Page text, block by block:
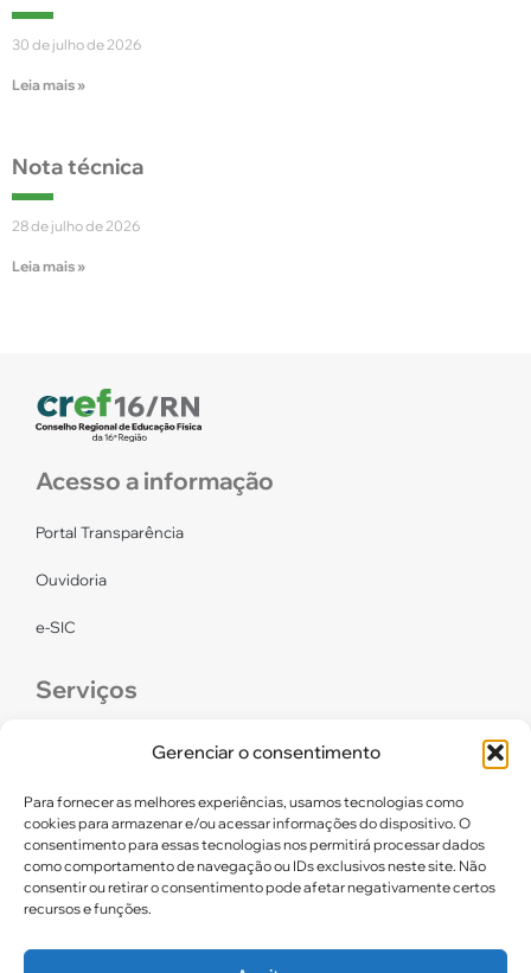
Gerenciar o consentimento
Para fornecer as melhores experiências, usamos tecnologias como
cookies para armazenar e/ou acessar informações do dispositivo. O
consentimento para essas tecnologias nos permitirá processar dados
como comportamento de navegação ou IDs exclusivos neste site. Não
consentir ou retirar o consentimento pode afetar negativamente certos
recursos e funções.
30 de julho de 2026
Leia mais »
Nota técnica
28 de julho de 2026
Leia mais »
Acesso a informação
Portal Transparência
Ouvidoria
e-SIC
Serviços
Links úteis
Certidão de Quitação Eleitoral
Parceiros CREF16